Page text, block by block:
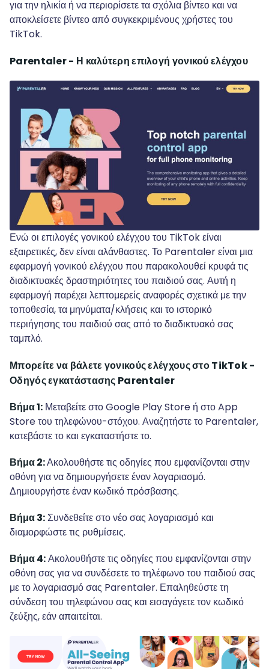
για την ηλικία ή να περιορίσετε τα σχόλια βίντεο και να
αποκλείσετε βίντεο από συγκεκριμένους χρήστες του
TikTok.
Parentaler - Η καλύτερη επιλογή γονικού ελέγχου
Ενώ οι επιλογές γονικού ελέγχου του TikTok είναι
εξαιρετικές, δεν είναι αλάνθαστες. Το Parentaler είναι μια
εφαρμογή γονικού ελέγχου που παρακολουθεί κρυφά τις
διαδικτυακές δραστηριότητες του παιδιού σας. Αυτή η
εφαρμογή παρέχει λεπτομερείς αναφορές σχετικά με την
τοποθεσία, τα μηνύματα/κλήσεις και το ιστορικό
περιήγησης του παιδιού σας από το διαδικτυακό σας
ταμπλό.
Μπορείτε να βάλετε γονικούς ελέγχους στο TikTok -
Οδηγός εγκατάστασης Parentaler
Βήμα 1: Μεταβείτε στο Google Play Store ή στο App
Store του τηλεφώνου-στόχου. Αναζητήστε το Parentaler,
κατεβάστε το και εγκαταστήστε το.
Βήμα 2:Ακολουθήστε τις οδηγίες που εμφανίζονται στην
οθόνη για να δημιουργήσετε έναν λογαριασμό.
Δημιουργήστε έναν κωδικό πρόσβασης.
Βήμα 3:Συνδεθείτε στο νέο σας λογαριασμό και
διαμορφώστε τις ρυθμίσεις.
Βήμα 4:Ακολουθήστε τις οδηγίες που εμφανίζονται στην
οθόνη σας για να συνδέσετε το τηλέφωνο του παιδιού σας
με το λογαριασμό σας Parentaler. Επαληθεύστε τη
σύνδεση του τηλεφώνου σας και εισαγάγετε τον κωδικό
ζεύξης, εάν απαιτείται.